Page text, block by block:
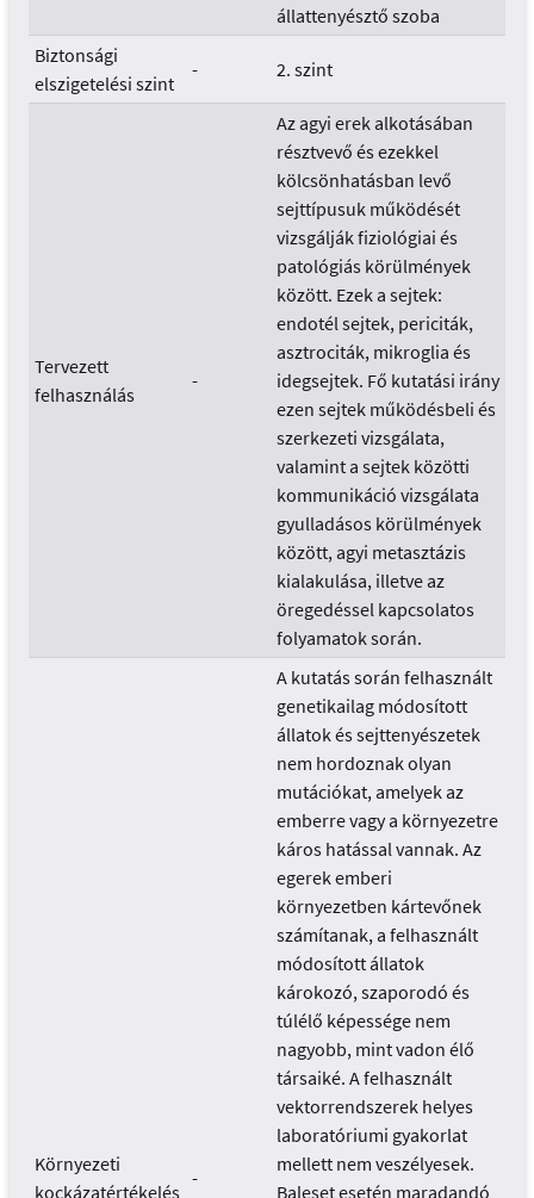
állattenyésztő szoba
Biztonsági
elszigetelési szint
- 2. szint
Tervezett
felhasználás
-
Az agyi erek alkotásában
résztvevő és ezekkel
kölcsönhatásban levő
sejttípusuk működését
vizsgálják fiziológiai és
patológiás körülmények
között. Ezek a sejtek:
endotél sejtek, periciták,
asztrociták, mikroglia és
idegsejtek. Fő kutatási irány
ezen sejtek működésbeli és
szerkezeti vizsgálata,
valamint a sejtek közötti
kommunikáció vizsgálata
gyulladásos körülmények
között, agyi metasztázis
kialakulása, illetve az
öregedéssel kapcsolatos
folyamatok során.
Környezeti
kockázatértékelés
-
A kutatás során felhasznált
genetikailag módosított
állatok és sejttenyészetek
nem hordoznak olyan
mutációkat, amelyek az
emberre vagy a környezetre
káros hatással vannak. Az
egerek emberi
környezetben kártevőnek
számítanak, a felhasznált
módosított állatok
károkozó, szaporodó és
túlélő képessége nem
nagyobb, mint vadon élő
társaiké. A felhasznált
vektorrendszerek helyes
laboratóriumi gyakorlat
mellett nem veszélyesek.
Baleset esetén maradandó